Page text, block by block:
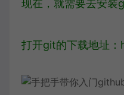
现在，就需要去安装
打开git的下载地址